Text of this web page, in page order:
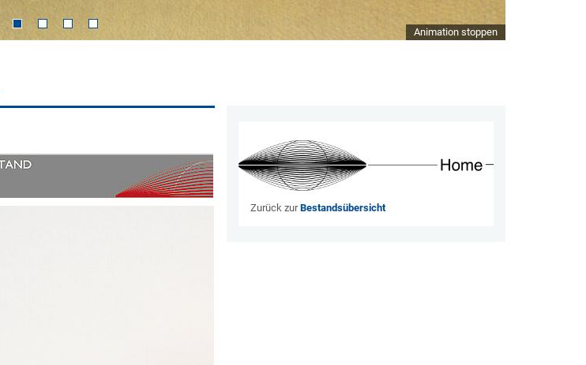
Animation stoppen
Zurück zurBestandsübersicht